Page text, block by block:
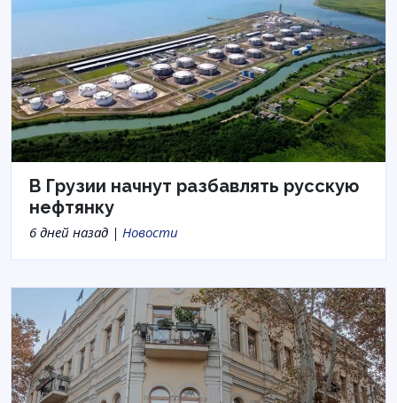
В Грузии начнут разбавлять русскую
нефтянку
6 дней назад | Новости